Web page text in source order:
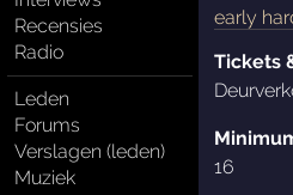
Recensies
Radio
Leden
Forums
Verslagen (leden)
Muziek
early
Tickets
16